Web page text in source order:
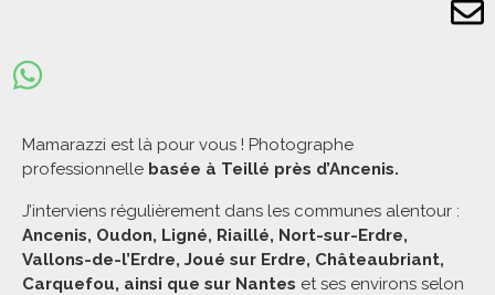
Mamarazzi est là pour vous ! Photographe
professionnelle basée à Teillé près d’Ancenis.
J’interviens régulièrement dans les communes alentour :
Ancenis, Oudon, Ligné, Riaillé, Nort-sur-Erdre,
Vallons-de-l’Erdre, Joué sur Erdre, Châteaubriant,
Carquefou, ainsi que sur Nantes et ses environs selon